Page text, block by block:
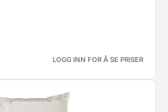
LOGG INN FOR Å SE PRISER